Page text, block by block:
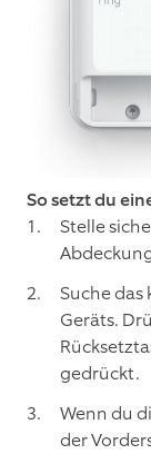
So setzt du
Stelle
Suche das
Geräts.
gedrückt.
Wenn du
der